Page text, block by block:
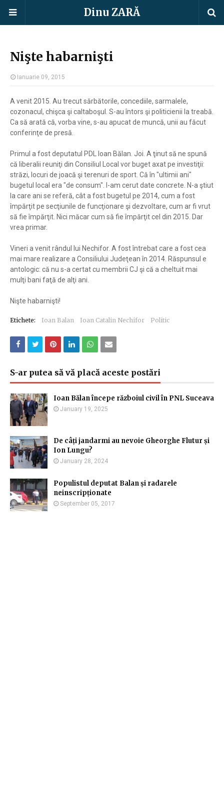
Dinu ZARĂ
Nişte habarnişti
Ianuarie 09, 2015
A venit 2015. Au trecut sărbătorile, concediile, sarmalele,
cozonacul, chişca şi caltaboşul. S-au întors şi politicienii la treabă.
Ca să arată că, vorba vine, s-au apucat de muncă, unii au făcut
conferinţe de presă.
Primul a fost deputatul PDL Ioan Bălan. Joi. A ţinut să ne spună
că liberalii reuniţi din Consiliul Local vor buget axat pe investiţii:
străzi, locuri de joacă şi terenuri de sport. Că în "ultimii ani"
bugetul local era "de consum". I-am cerut date concrete. N-a ştiut
la care ani se referă, cât a fost bugetul pe 2014, cum a fost
împărţit pe secţiunile de funcţionare şi dezvoltare, cum ar fi vrut
să fie împărţit. Nici măcar cum să fie împărţit cel din 2015. Dar
vrea primar.
Vineri a venit rândul lui Nechifor. A fost întrebat care a fost cea
mai mare realizare a Consiliului Judeţean în 2014. Răspunsul e
antologic: că nu s-a certat cu membrii CJ şi că a cheltuit mai
mulţi bani faţă de alţi ani.
Nişte habarnişti!
Etichete: Ioan Balan Ioan Catalin Nechifor Politic
S-ar putea să vă placă aceste postări
Ioan Bălan începe războiul civil în PNL Suceava
January 19, 2025
De câți jandarmi au nevoie Gheorghe Flutur și
Ion Lungu?
January 28, 2024
Populistul deputat Balan și radarele
neinscripționate
September 05, 2017